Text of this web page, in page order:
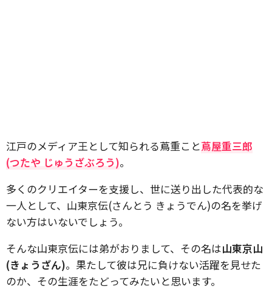
江戸のメディア王として知られる蔦重こと蔦屋重三郎
(つたや じゅうざぶろう)。
多くのクリエイターを支援し、世に送り出した代表的な
一人として、山東京伝(さんとう きょうでん)の名を挙げ
ない方はいないでしょう。
そんな山東京伝には弟がおりまして、その名は山東京山
(きょうざん)。果たして彼は兄に負けない活躍を見せた
のか、その生涯をたどってみたいと思います。